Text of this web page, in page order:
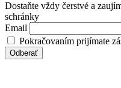
Dostaňte vždy čerstvé a
schránky
Email
Pokračovaním prijímate